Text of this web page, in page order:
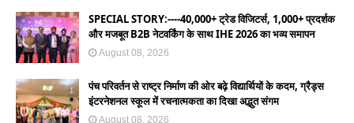
SPECIAL STORY:----40,000+ ट्रेड विजिटर्स, 1,000+ प्रदर्शक
और मजबूत B2B नेटवर्किंग के साथ IHE 2026 का भव्य समापन
August 08, 2026
पंच परिवर्तन से राष्ट्र निर्माण की ओर बढ़े विद्यार्थियों के कदम, ग्रैड्स
इंटरनेशनल स्कूल में रचनात्मकता का दिखा अद्भुत संगम
August 08, 2026